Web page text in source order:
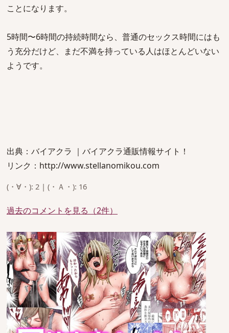
ことになります。
5時間〜6時間の持続時間なら、普通のセックス時間にはも
う充分だけど、まだ不満を持っている人はほとんどいない
ようです。
出典：バイアクラ ｜バイアクラ通販情報サイト！
リンク：http://www.stellanomikou.com
(・∀・): 2 | (・Ａ・): 16
過去のコメントを見る（2件）